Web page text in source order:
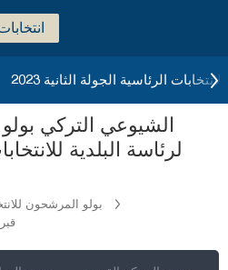
2023 الانتخابات الرئاسية الجولة الثانية
الشيوعي التركي
بولو المرشحون